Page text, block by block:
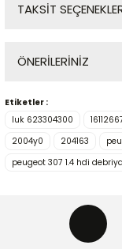
TAKSİT
ÖNERİLERİNİZ
Bu ürünün fiyat
konularda yetersiz
kullanarak
Ürün
Ürün bilgilerinde
Etiketler :
luk 623304300
2004y0
204163
peugeot 307 1.4 hdi